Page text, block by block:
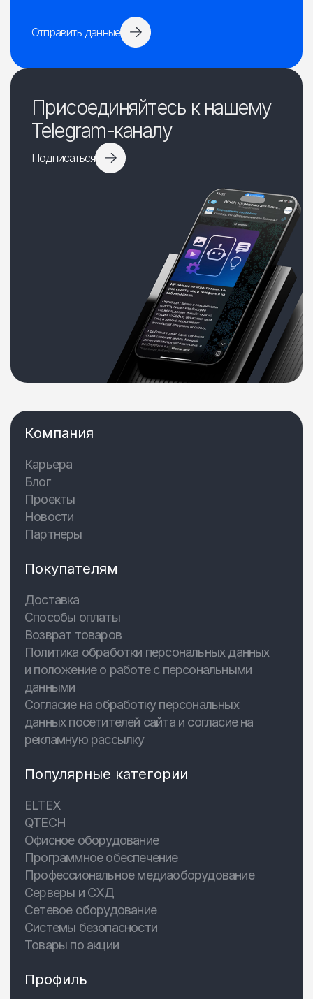
Отправить данные
Присоединяйтесь к нашему
Telegram-каналу
Подписаться
Компания
Карьера
Блог
Проекты
Новости
Партнеры
Покупателям
Доставка
Способы оплаты
Возврат товаров
Политика обработки персональных данных
и положение о работе с персональными
данными
Согласие на обработку персональных
данных посетителей сайта и согласие на
рекламную рассылку
Популярные категории
ELTEX
QTECH
Офисное оборудование
Программное обеспечение
Профессиональное медиаоборудование
Серверы и СХД
Сетевое оборудование
Системы безопасности
Товары по акции
Профиль